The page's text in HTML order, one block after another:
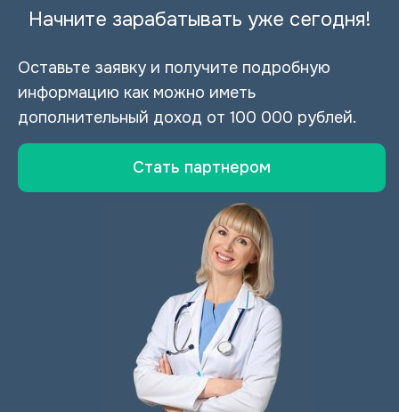
Начните зарабатывать уже сегодня!
Оставьте заявку и получите подробную
информацию как можно иметь
дополнительный доход от 100 000 рублей.
Стать партнером